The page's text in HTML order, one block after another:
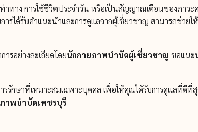
าทาง การใช้ชีวิตประจำวัน หรือเป็นสัญญาณเตือนของภาว
รได้รับคำแนะนำและการดูแลจากผู้เชี่ยวชาญ สามารถช่ว
รอย่างละเอียดโดยนักกายภาพบำบัดผู้เชี่ยวชาญ ขอแนะ
รักษาที่เหมาะสมเฉพาะบุคคล เพื่อให้คุณได้รับการดูแลที่ดีที่
าพบำบัดเพชรบุรี